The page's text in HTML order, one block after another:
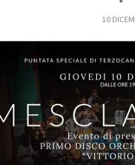
CONCORSI
EVENTI
10